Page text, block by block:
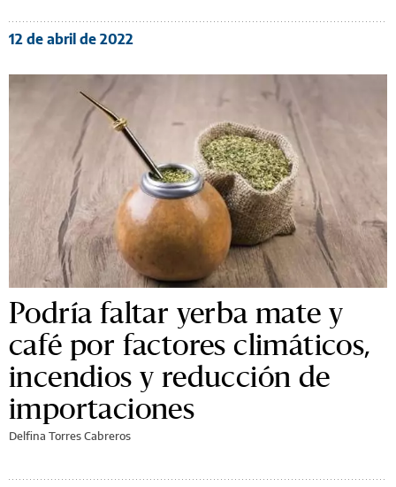
12 de abril de 2022
Podría faltar yerba mate y
café por factores climáticos,
incendios y reducción de
importaciones
Delfina Torres Cabreros